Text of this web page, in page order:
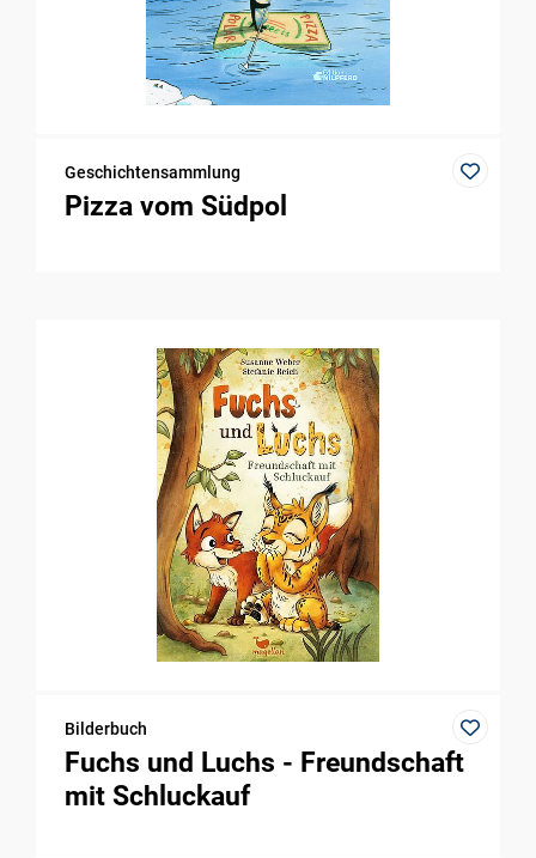
Geschichtensammlung
Pizza vom Südpol
Bilderbuch
Fuchs und Luchs - Freundschaft
mit Schluckauf